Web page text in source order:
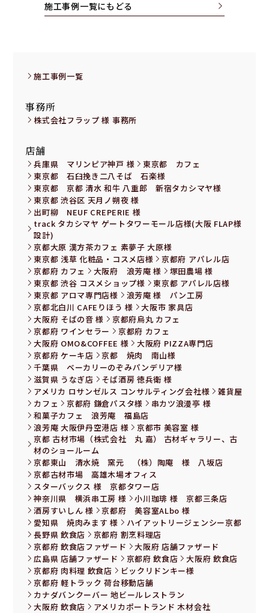
施工事例一覧にもどる
施工事例一覧
事務所
株式会社フラップ 様 事務所
店舗
兵庫県 マリンピア神戸 様
東京都 カフェ
東京都 石臼挽き二八そば 石楽様
東京都 京都 清水 和牛 八重郎 新宿タカシマヤ様
東京都 渋谷区 天月ノ朔夜 様
出町柳 NEUF CREPERIE 様
track タカシマヤ ゲートタワーモール店様(大阪 FLAP様
設計)
京都大原 漢方茶カフェ 素夢子 大原様
東京都 浅草 化粧品・コスメ店様
京都府 アパレル店
京都府 カフェ
大阪府 浪芳庵 様
塚田農場 様
東京都 渋谷 コスメショップ様
東京都 アパレル店様
東京都 アロマ専門店様
浪芳庵 様 パン工房
京都北白川 CAFEりほう 様
大阪市 家具店
大阪府 そばの音 様
京都府烏丸 カフェ
京都府 ワインセラー
京都府 カフェ
大阪府 OMO&COFFEE 様
大阪府 PIZZA専門店
京都府 ケーキ店
京都 焼肉 南山様
千葉県 ベーカリーのぞみパンデリア様
滋賀県 うなぎ店
そば酒房 徳兵衛 様
アメリカ ロサンゼルス コンサルティング会社様
雑貨屋
カフェ
京都府 鎌倉パスタ様
串カツ浪漫亭 様
和菓子カフェ 浪芳庵 福島店
浪芳庵 大阪伊丹空港店 様
京都市 美容室 様
京都 古材市場（株式会社 丸 嘉） 古材ギャラリー、古
材のショールーム
京都東山 清水焼 窯元 （株）陶庵 様 八坂店
京都古材市場 高雄木場オフィス
スターバックス 様 京都タワー店
神奈川県 横浜串工房 様
小川珈琲 様 京都三条店
酒房すいしん 様
京都府 美容室ALbo 様
愛知県 焼肉みます 様
ハイアットリージェンシー京都
長野県 飲食店
京都府 割烹料理店
京都府 飲食店ファザード
大阪府 店舗ファザード
広島県 店舗ファザード
京都府 飲食店
大阪府 飲食店
京都府 肉料理 飲食店
ビックリドンキー様
京都府 軽トラック 荷台移動店舗
カナダバンクーバー 地ビールレストラン
大阪府 飲食店
アメリカポートランド 木材会社